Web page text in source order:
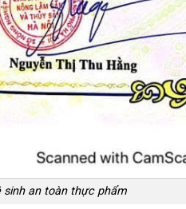
sinh an toàn thực phẩm